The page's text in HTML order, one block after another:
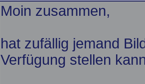
Moin zusammen,
hat zufällig jemand
Verfügung stellen